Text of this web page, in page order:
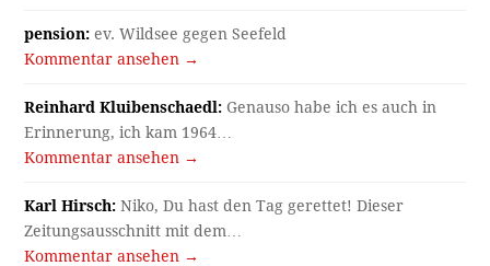
pension: ev. Wildsee gegen Seefeld
Kommentar ansehen →
Reinhard Kluibenschaedl: Genauso habe ich es auch in
Erinnerung, ich kam 1964…
Kommentar ansehen →
Karl Hirsch: Niko, Du hast den Tag gerettet! Dieser
Zeitungsausschnitt mit dem…
Kommentar ansehen →